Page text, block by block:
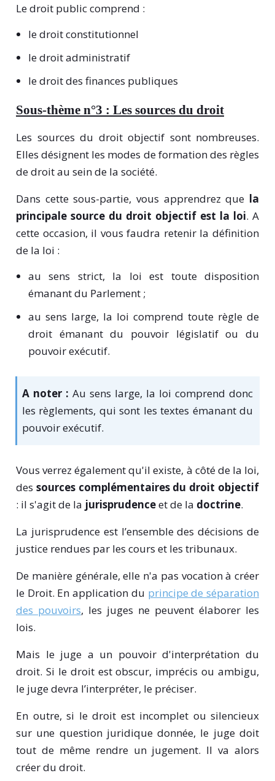
Le droit public comprend :
le droit constitutionnel
le droit administratif
le droit des finances publiques
Sous-thème n°3 : Les sources du droit
Les sources du droit objectif sont nombreuses.
Elles désignent les modes de formation des règles
de droit au sein de la société.
Dans cette sous-partie, vous apprendrez que la
principale source du droit objectif est la loi. A
cette occasion, il vous faudra retenir la définition
de la loi :
au sens strict, la loi est toute disposition
émanant du Parlement ;
au sens large, la loi comprend toute règle de
droit émanant du pouvoir législatif ou du
pouvoir exécutif.
A noter : Au sens large, la loi comprend donc
les règlements, qui sont les textes émanant du
pouvoir exécutif.
Vous verrez également qu'il existe, à côté de la loi,
des sources complémentaires du droit objectif
: il s'agit de la jurisprudenceet de la doctrine.
La jurisprudence est l’ensemble des décisions de
justice rendues par les cours et les tribunaux.
De manière générale, elle n'a pas vocation à créer
le Droit. En application du principe de séparation
des pouvoirs, les juges ne peuvent élaborer les
lois.
Mais le juge a un pouvoir d'interprétation du
droit. Si le droit est obscur, imprécis ou ambigu,
le juge devra l’interpréter, le préciser.
En outre, si le droit est incomplet ou silencieux
sur une question juridique donnée, le juge doit
tout de même rendre un jugement. Il va alors
créer du droit.